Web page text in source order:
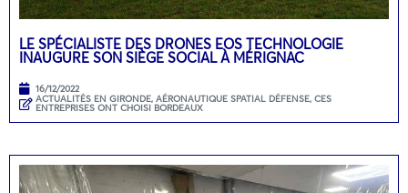
LE SPÉCIALISTE DES DRONES EOS TECHNOLOGIE
INAUGURE SON SIÈGE SOCIAL À MÉRIGNAC
16/12/2022
ACTUALITÉS EN GIRONDE, AÉRONAUTIQUE SPATIAL DÉFENSE, CES
ENTREPRISES ONT CHOISI BORDEAUX